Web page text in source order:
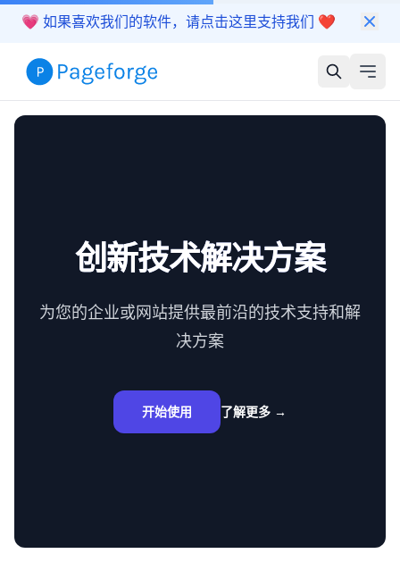
💗 如果喜欢我们的软件，请点击这里支持我们 ❤️
创新技术解决方案
为您的企业或网站提供最前沿的技术支持和解
决方案
开始使用 了解更多 →